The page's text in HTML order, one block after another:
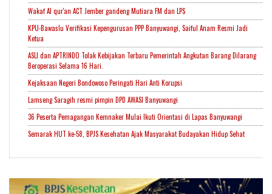
Wakaf Al qur'an ACT Jember gandeng Mutiara FM dan LPS
KPU-Bawaslu Verifikasi Kepengurusan PPP Banyuwangi, Saiful Anam Resmi Jadi
Ketua
ASLI dan APTRINDO Tolak Kebijakan Terbaru Pemerintah Angkutan Barang Dilarang
Beroperasi Selama 16 Hari.
Kejaksaan Negeri Bondowoso Peringati Hari Anti Korupsi
Lamseng Saragih resmi pimpin DPD AWASI Banyuwangi
36 Peserta Pemagangan Kemnaker Mulai Ikuti Orientasi di Lapas Banyuwangi
Semarak HUT ke-58, BPJS Kesehatan Ajak Masyarakat Budayakan Hidup Sehat